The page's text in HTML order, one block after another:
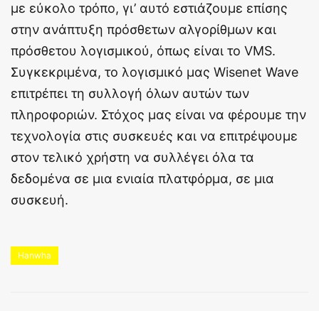
με εύκολο τρόπο, γι’ αυτό εστιάζουμε επίσης
στην ανάπτυξη πρόσθετων αλγορίθμων και
πρόσθετου λογισμικού, όπως είναι το VMS.
Συγκεκριμένα, το λογισμικό μας Wisenet Wave
επιτρέπει τη συλλογή όλων αυτών των
πληροφοριών. Στόχος μας είναι να φέρουμε την
τεχνολογία στις συσκευές και να επιτρέψουμε
στον τελικό χρήστη να συλλέγει όλα τα
δεδομένα σε μια ενιαία πλατφόρμα, σε μια
συσκευή.
Hanwha